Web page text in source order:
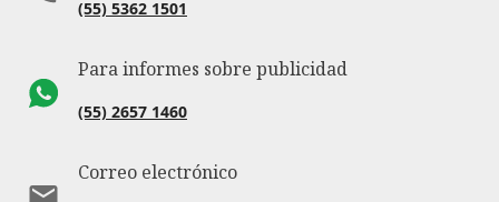
(55) 5362 1501
Para informes sobre publicidad
(55) 2657 1460
Correo electrónico